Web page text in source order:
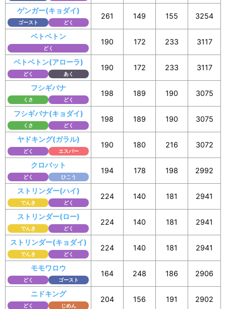
ゲンガー(キョダイ)
ゴースト どく
261 149 155 3254
ベトベトン
どく
190 172 233 3117
ベトベトン(アローラ)
どく あく
190 172 233 3117
フシギバナ
くさ どく
198 189 190 3075
フシギバナ(キョダイ)
くさ どく
198 189 190 3075
ヤドキング(ガラル)
どく エスパー
190 180 216 3072
クロバット
どく ひこう
194 178 198 2992
ストリンダー(ハイ)
でんき どく
224 140 181 2941
ストリンダー(ロー)
でんき どく
224 140 181 2941
ストリンダー(キョダイ)
でんき どく
224 140 181 2941
モモワロウ
どく ゴースト
164 248 186 2906
ニドキング
どく じめん
204 156 191 2902